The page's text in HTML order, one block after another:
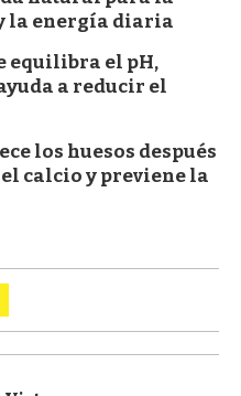
la energía diaria
equilibra el pH,
a reducir el
los huesos después
calcio y previene la